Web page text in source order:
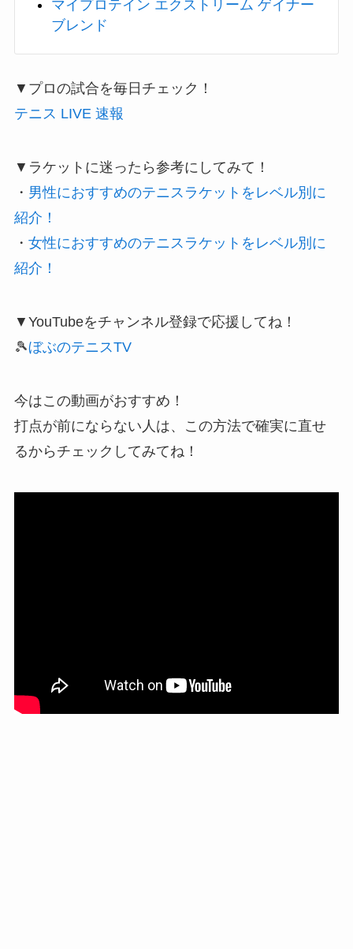
マイプロテイン エクストリーム ゲイナー
ブレンド
▼プロの試合を毎日チェック！
テニス LIVE 速報
▼ラケットに迷ったら参考にしてみて！
・ 男性におすすめのテニスラケットをレベル別に
紹介！
・ 女性におすすめのテニスラケットをレベル別に
紹介！
▼YouTubeをチャンネル登録で応援してね！
🎾ぼぶのテニスTV
今はこの動画がおすすめ！
打点が前にならない人は、この方法で確実に直せ
るからチェックしてみてね！